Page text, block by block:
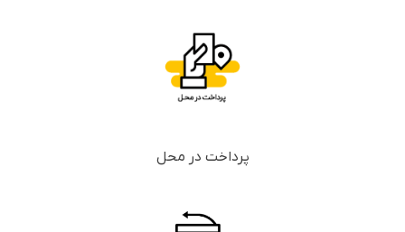
پرداخت در محل